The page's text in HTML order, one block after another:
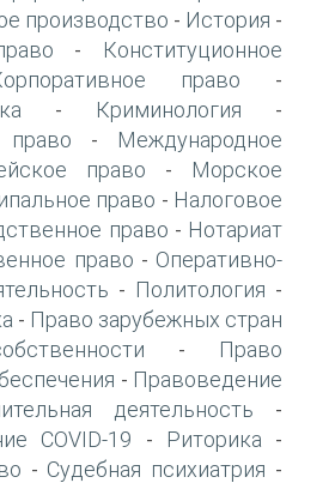
производство - История -
-
Конституционное
право -
- Криминология -
-
Международное
право -
Морское
право - Налоговое
право - Нотариат
право - Оперативно-
- Политология -
- Право зарубежных стран
-
Право
- Правоведение
деятельность -
COVID-19 - Риторика -
- Судебная психиатрия -